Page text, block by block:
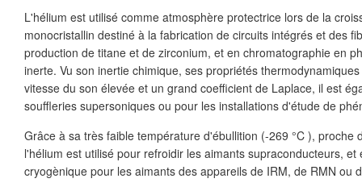
L'hélium est utilisé comme atmosphère protectrice lors de la
monocristallin destiné à la fabrication de circuits intégrés et des
production de titane et de zirconium, et en chromatographie en
inerte. Vu son inertie chimique, ses propriétés
vitesse du son élevée et un grand coefficient de Laplace, il est
souffleries supersoniques ou pour les installations d'étude de
Grâce à sa très faible température d'ébullition (-269 °C ), proche
l'hélium est utilisé pour refroidir les aimants supraconducteurs, et
cryogènique pour les aimants des appareils de IRM, de RMN ou